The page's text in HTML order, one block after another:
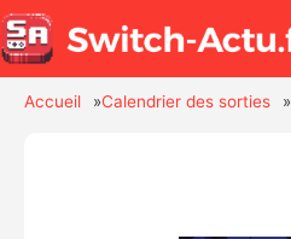
Accueil Calendrier des sorties